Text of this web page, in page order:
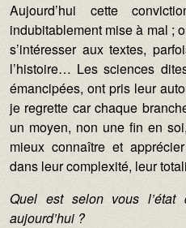
Aujourd’hui cette
indubitablement mise à mal ;
s’intéresser aux textes,
l’histoire… Les sciences
émancipées, ont pris leur
je regrette car chaque
un moyen, non une fin en
mieux connaître et
dans leur complexité, leur
Quel est selon vous l’état
aujourd’hui ?